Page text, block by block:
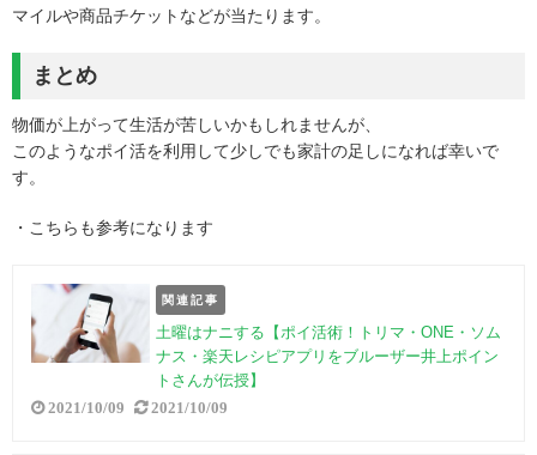
マイルや商品チケットなどが当たります。
まとめ
物価が上がって生活が苦しいかもしれませんが、
このようなポイ活を利用して少しでも家計の足しになれば幸いで
す。
・こちらも参考になります
関連記事
土曜はナニする【ポイ活術！トリマ・ONE・ソム
ナス・楽天レシピアプリをブルーザー井上ポイン
トさんが伝授】
2021/10/09 2021/10/09